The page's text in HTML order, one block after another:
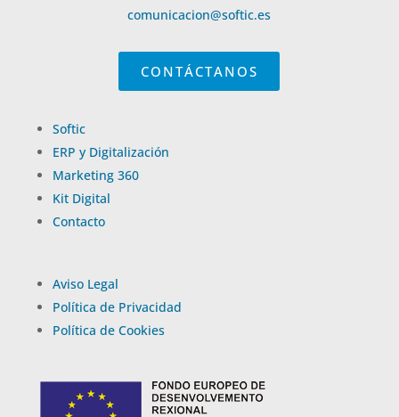
comunicacion@softic.es
CONTÁCTANOS
Softic
ERP y Digitalización
Marketing 360
Kit Digital
Contacto
Aviso Legal
Política de Privacidad
Política de Cookies